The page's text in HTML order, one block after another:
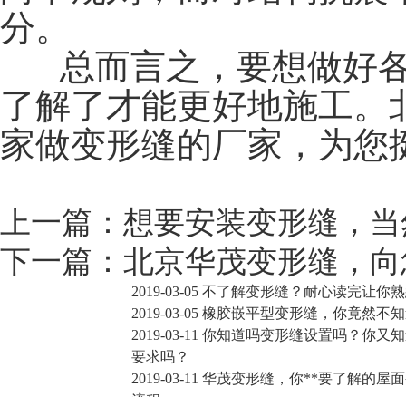
分。
总而言之，要想做好
了解了才能更好地施工
家做变形缝的厂家，为您
上一篇： 想要安装变形缝，
下一篇： 北京华茂变形缝，
2019-03-05 不了解变形缝？耐心读完让你
2019-03-05 橡胶嵌平型变形缝，你竟然不
2019-03-11 你知道吗变形缝设置吗？你又
要求吗？
2019-03-11 华茂变形缝，你**要了解的屋